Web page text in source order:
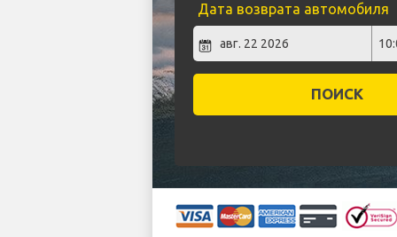
Дата возврата автомобиля
ПОИСК